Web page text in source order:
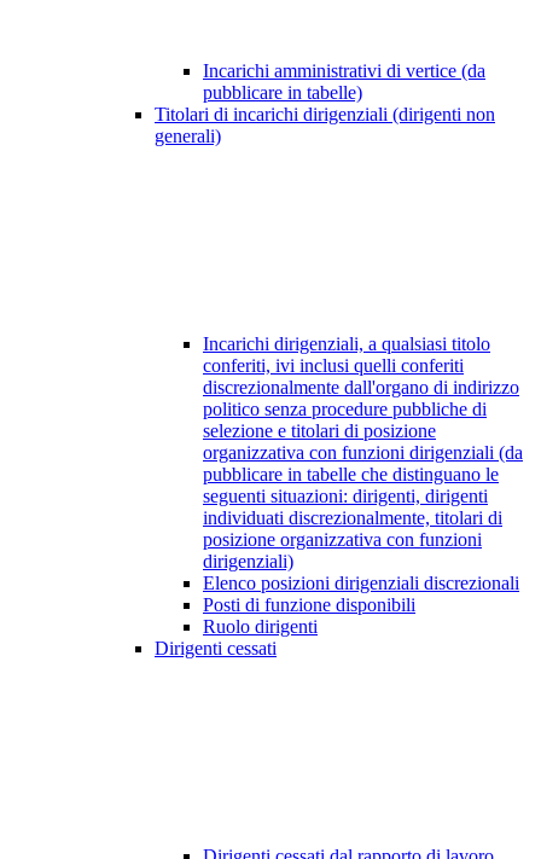
Incarichi amministrativi di vertice (da
pubblicare in tabelle)
Titolari di incarichi dirigenziali (dirigenti non
generali)
Incarichi dirigenziali, a qualsiasi titolo
conferiti, ivi inclusi quelli conferiti
discrezionalmente dall'organo di indirizzo
politico senza procedure pubbliche di
selezione e titolari di posizione
organizzativa con funzioni dirigenziali (da
pubblicare in tabelle che distinguano le
seguenti situazioni: dirigenti, dirigenti
individuati discrezionalmente, titolari di
posizione organizzativa con funzioni
dirigenziali)
Elenco posizioni dirigenziali discrezionali
Posti di funzione disponibili
Ruolo dirigenti
Dirigenti cessati